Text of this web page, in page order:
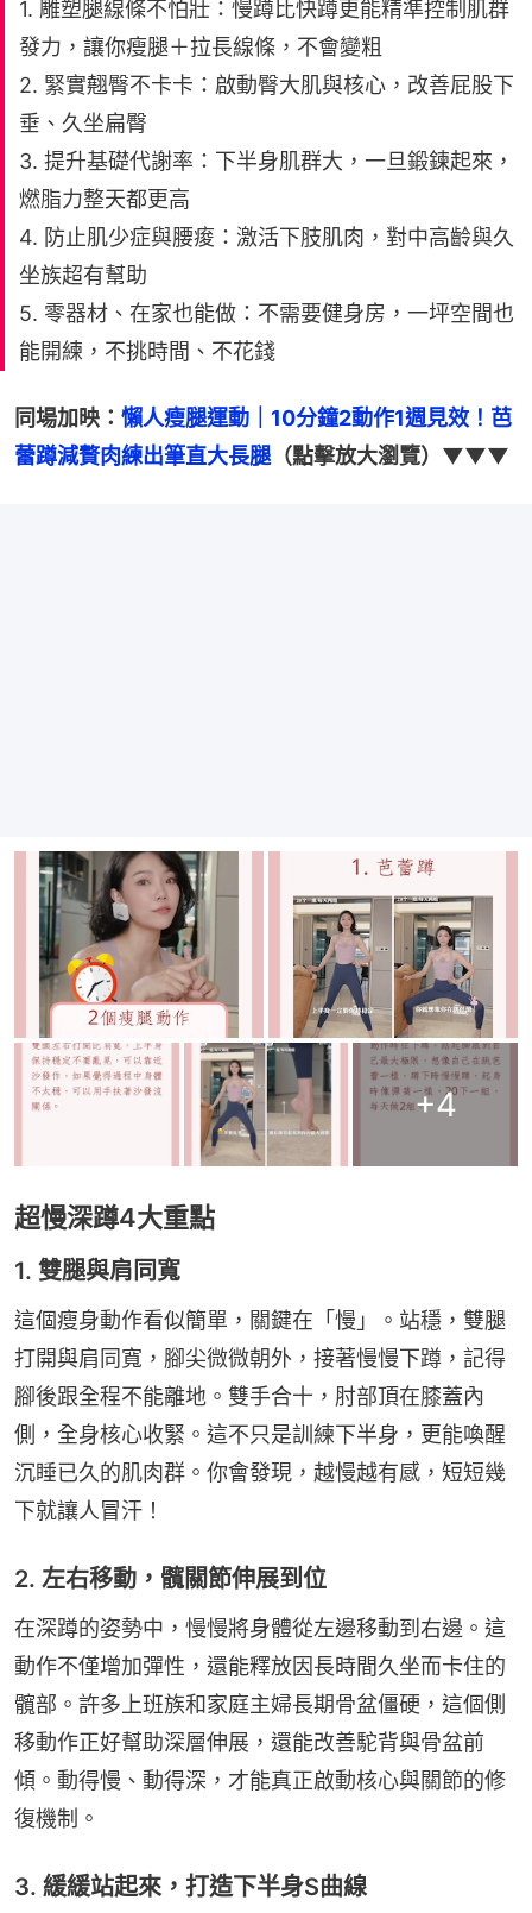
1. 雕塑腿線條不怕壯：慢蹲比快蹲更能精準控制肌群
發力，讓你瘦腿＋拉長線條，不會變粗
2. 緊實翹臀不卡卡：啟動臀大肌與核心，改善屁股下
垂、久坐扁臀
3. 提升基礎代謝率：下半身肌群大，一旦鍛鍊起來，
燃脂力整天都更高
4. 防止肌少症與腰痠：激活下肢肌肉，對中高齡與久
坐族超有幫助
5. 零器材、在家也能做：不需要健身房，一坪空間也
能開練，不挑時間、不花錢
同場加映： 懶人瘦腿運動｜10分鐘2動作1週見效！芭
蕾蹲減贅肉練出筆直大長腿 （點擊放大瀏覽）▼▼▼
+4
超慢深蹲4大重點
1. 雙腿與肩同寬
這個瘦身動作看似簡單，關鍵在「慢」。站穩，雙腿
打開與肩同寬，腳尖微微朝外，接著慢慢下蹲，記得
腳後跟全程不能離地。雙手合十，肘部頂在膝蓋內
側，全身核心收緊。這不只是訓練下半身，更能喚醒
沉睡已久的肌肉群。你會發現，越慢越有感，短短幾
下就讓人冒汗！
2. 左右移動，髖關節伸展到位
在深蹲的姿勢中，慢慢將身體從左邊移動到右邊。這
動作不僅增加彈性，還能釋放因長時間久坐而卡住的
髖部。許多上班族和家庭主婦長期骨盆僵硬，這個側
移動作正好幫助深層伸展，還能改善駝背與骨盆前
傾。動得慢、動得深，才能真正啟動核心與關節的修
復機制。
3. 緩緩站起來，打造下半身S曲線